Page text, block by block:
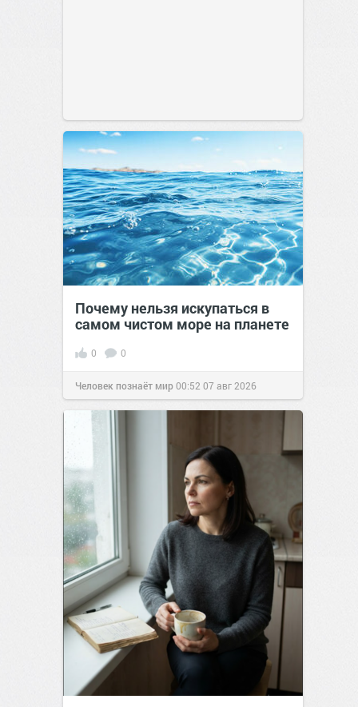
Почему нельзя искупаться в
самом чистом море на планете
0 0
Человек познаёт мир00:52 07 авг 2026